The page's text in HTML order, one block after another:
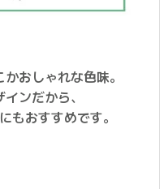
おしゃれな色味。
ンだから、
もおすすめです。